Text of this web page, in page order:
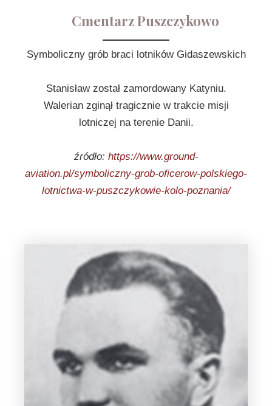
Cmentarz Puszczykowo
Symboliczny grób braci lotników Gidaszewskich
Stanisław został zamordowany Katyniu.
Walerian zginął tragicznie w trakcie misji
lotniczej na terenie Danii.
źródło: https://www.ground-
aviation.pl/symboliczny-grob-oficerow-polskiego-
lotnictwa-w-puszczykowie-kolo-poznania/